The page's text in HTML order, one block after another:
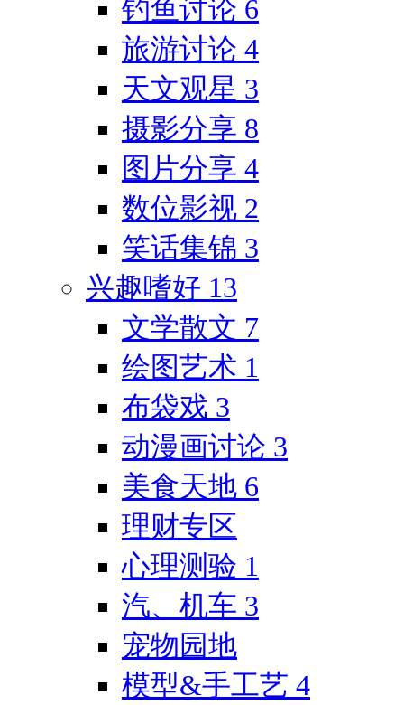
钓鱼讨论 6
旅游讨论 4
天文观星 3
摄影分享 8
图片分享 4
数位影视 2
笑话集锦 3
兴趣嗜好 13
文学散文 7
绘图艺术 1
布袋戏 3
动漫画讨论 3
美食天地 6
理财专区
心理测验 1
汽、机车 3
宠物园地
模型&手工艺 4